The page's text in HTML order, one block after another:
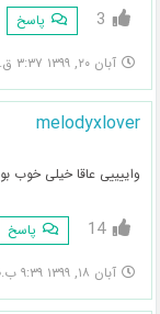
3 پاسخ
آبان ۲۰, ۱۳۹۹ ۳:۳۷ ق.ظ
melodyxlover
واییییی عاقا خیلی خوب
14 پاسخ
آبان ۱۸, ۱۳۹۹ ۹:۳۹ ب.ظ